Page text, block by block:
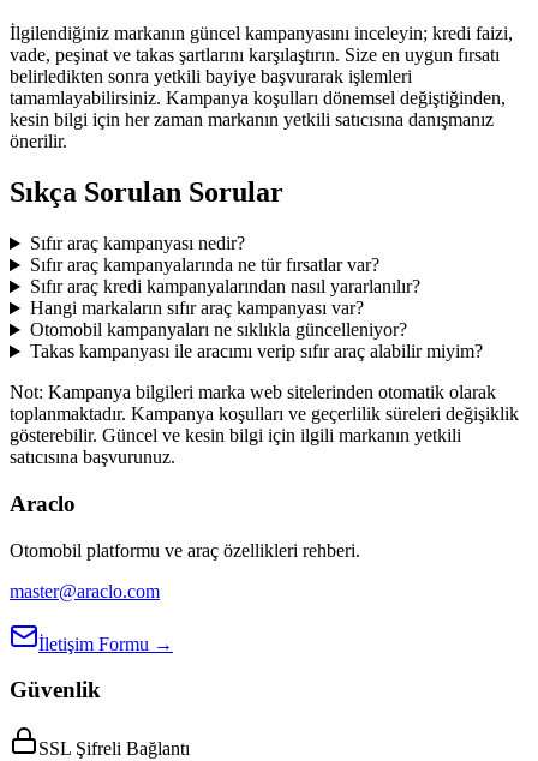
İlgilendiğiniz markanın güncel kampanyasını inceleyin; kredi faizi,
vade, peşinat ve takas şartlarını karşılaştırın. Size en uygun fırsatı
belirledikten sonra yetkili bayiye başvurarak işlemleri
tamamlayabilirsiniz. Kampanya koşulları dönemsel değiştiğinden,
kesin bilgi için her zaman markanın yetkili satıcısına danışmanız
önerilir.
Sıkça Sorulan Sorular
Sıfır araç kampanyası nedir?
Sıfır araç kampanyalarında ne tür fırsatlar var?
Sıfır araç kredi kampanyalarından nasıl yararlanılır?
Hangi markaların sıfır araç kampanyası var?
Otomobil kampanyaları ne sıklıkla güncelleniyor?
Takas kampanyası ile aracımı verip sıfır araç alabilir miyim?
Not: Kampanya bilgileri marka web sitelerinden otomatik olarak
toplanmaktadır. Kampanya koşulları ve geçerlilik süreleri değişiklik
gösterebilir. Güncel ve kesin bilgi için ilgili markanın yetkili
satıcısına başvurunuz.
Araclo
Otomobil platformu ve araç özellikleri rehberi.
master@araclo.com
İletişim Formu →
Güvenlik
SSL Şifreli Bağlantı